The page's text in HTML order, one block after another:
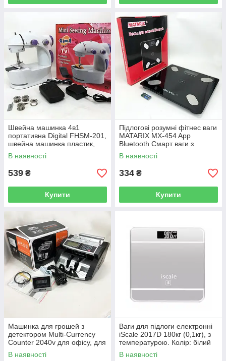
Швейна машинка 4в1
портативна Digital FHSM-201,
швейна машинка пластик,
дитяча швейна машинка
В наявності
539 ₴
Купити
Підлогові розумні фітнес ваги
MATARIX MX-454 App
Bluetooth Смарт ваги з
додатком для зважування
людей
В наявності
334 ₴
Купити
Машинка для грошей з
детектором Multi-Currency
Counter 2040v для офісу, для
перевірки купюр
В наявності
Ваги для підлоги електронні
iScale 2017D 180кг (0,1кг), з
температурою. Колір: білий
В наявності